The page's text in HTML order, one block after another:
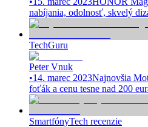
nabíjania, odolnosť, skvelý
TechGuru
Peter Vnuk
•14. marec 2023Najnovšia
foťák a cenu tesne nad 200
SmartfónyTech recenzie